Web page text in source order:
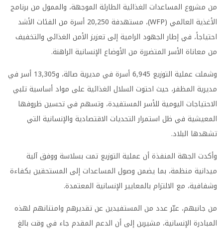
من مشروع المساعدات الغذائية الطارئة الموجهة، والممول من برنامج
الأغذية العالمي (WFP)، مستهدفة 20,250 أسرة من الفئات الأشد
احتياجاً، في إطار الجهود الرامية إلى تعزيز الأمن الغذائي والتخفيف
من معاناة الأسر المتضررة من الأوضاع الإنسانية الراهنة.
وشملت عملية التوزيع 6,945 أسرة في مديرية صالة، و13,305 أسر في
مديرية المظفر، حيث احتوت السلال الغذائية على مواد أساسية تلبي
الاحتياجات اليومية للأسر المستفيدة، وتسهم في تحسين ظروفها
المعيشية في ظل استمرار التحديات الاقتصادية والإنسانية التي
تشهدها البلاد.
وأكدت الجهة المنفذة أن عملية التوزيع تمت بسلاسة ووفق آلية
ميدانية منظمة، بما يضمن وصول المساعدات إلى المستحقين بكفاءة
وشفافية، مع الالتزام بالمعايير الإنسانية المعتمدة.
من جانبهم، عبّر عدد من المستفيدين عن تقديرهم وامتنانهم لهذه
المبادرة الإنسانية، مشيرين إلى أن الدعم المقدم جاء في وقت بالغ